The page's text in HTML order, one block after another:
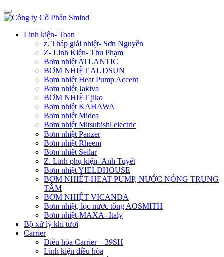
Linh kiện- Toan
z. Tháp giải nhiệt- Sơn Nguyễn
Z- Linh Kiện- Thu Phạm
Bơm nhiệt ATLANTIC
BƠM NHIỆT AUDSUN
Bơm nhiệt Heat Pump Accent
Bơm nhiệt Jakiva
BƠM NHIỆT jiko
Bơm nhiệt KAHAWA
Bơm nhiệt Midea
Bơm nhiệt Mitsubishi electric
Bơm nhiệt Panzer
Bơm nhiệt Rheem
Bơm nhiêt Seilar
Z. Linh phụ kiện- Anh Tuyết
Bơm nhiệt YIELDHOUSE
BƠM NHIÊT-HEAT PUMP, NƯỚC NÓNG TRUNG
TÂM
BƠM NHIỆT VICANDA
Bơm nhiệt, lọc nước tổng AOSMITH
Bơm nhiệt-MAXA- Italy
Bộ xử lý khí tươi
Carrier
Điều hòa Carrier – 39SH
Linh kiện điều hòa